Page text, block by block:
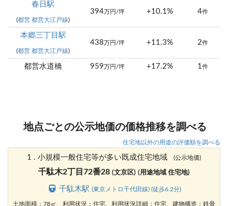
春日駅
(都営 都営大江戸線)
394万円/坪 +10.1% 4件
本郷三丁目駅
(都営 都営大江戸線)
438 万円/坪 +11.3% 2件
都営水道橋 959 万円/坪 +17.2% 1件
地点ごとの公示地価の価格推移を調べる
住宅地以外の用途の評価額を調べる
1 . 小規模一般住宅等が多い既成住宅地域 (公示地価)
千駄木2丁目72番28 (文京区) (用途地域 住宅地)
千駄木駅 (東京メトロ千代田線) (徒歩6.2分)
土地面積：78㎡、利用状況：住宅、利用状況詳細：住宅、建物構造：鉄骨